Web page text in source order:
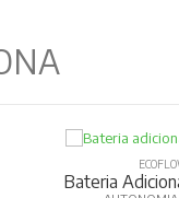
Bateria